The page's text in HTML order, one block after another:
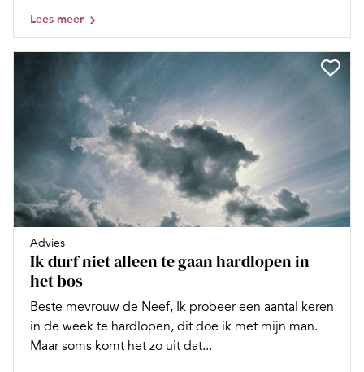
Lees meer
Advies
Ik durf niet alleen te gaan hardlopen in
het bos
Beste mevrouw de Neef, Ik probeer een aantal keren
in de week te hardlopen, dit doe ik met mijn man.
Maar soms komt het zo uit dat...